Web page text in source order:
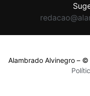
Alambrado Alvinegro – ©